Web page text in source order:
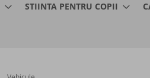
STIINTA PENTRU COPII